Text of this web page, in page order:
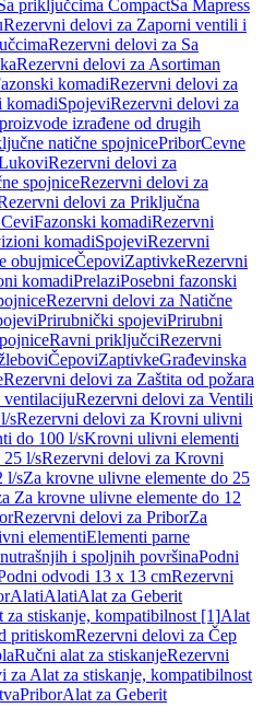
priključcima CompactSa Mapress
Rezervni delovi za Zaporni ventili i
Rezervni delovi za Sa
Rezervni delovi za Asortiman
komadiRezervni delovi za
komadiSpojeviRezervni delovi za
izrađene od drugih
natične spojnicePriborCevne
Rezervni delovi za
spojniceRezervni delovi za
delovi za Priključna
Fazonski komadiRezervni
komadiSpojeviRezervni
obujmiceČepoviZaptivkeRezervni
komadiPrelaziPosebni fazonski
Rezervni delovi za Natične
Prirubnički spojeviPrirubni
Ravni priključciRezervni
ČepoviZaptivkeGrađevinska
Rezervni delovi za Zaštita od požara
ventilacijuRezervni delovi za Ventili
sRezervni delovi za Krovni ulivni
do 100 l/sKrovni ulivni elementi
l/sRezervni delovi za Krovni
l/sZa krovne ulivne elemente do 25
Za krovne ulivne elemente do 12
Rezervni delovi za PriborZa
elementiElementi parne
i spoljnih površinaPodni
odvodi 13 x 13 cmRezervni
AlatiAlatiAlat za Geberit
stiskanje, kompatibilnost [1]Alat
pritiskomRezervni delovi za Čep
Ručni alat za stiskanjeRezervni
za Alat za stiskanje, kompatibilnost
PriborAlat za Geberit